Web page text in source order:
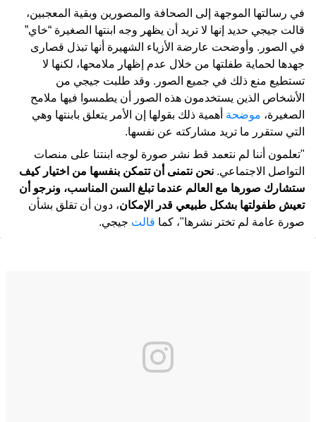
في رسالتها الموجهة إلى الصحافة والمصورين وبقية المعجبين،
قالت جيجي حديد إنها لا تريد أن يظهر وجه ابنتها الصغيرة “خاي”
في الصور. وأوضحت عارضة الأزياء الشهيرة أنها تبذل قصارى
جهدها لحماية طفلتها من خلال عدم إظهار ملامحها، لكنها لا
تستطيع منع ذلك في جميع الصور. وقد طلبت جيجي من
الأشخاص الذين يستخدمون هذه الصور أن يطمسوا فيها ملامح
الصغيرة، موضحة أهمية ذلك بقولها إن الأمر يتعلق بابنتها وهي
التي ستقرر ما تريد مشاركته عن نفسها.
"تعلمون أننا لم نتعمد قط نشر صورة لوجه ابنتنا على منصات
التواصل الاجتماعي. نحن نتمنى أن تتمكن بنفسها من اختيار كيف
ستشارك صورها مع العالم عندما تبلغ السن المناسب، ونرجو أن
تعيش طفولتها بشكل طبيعي قدر الإمكان، دون أن تقلق بشأن
صورة عامة لم تختر نشرها"، كما قالت جيجي.